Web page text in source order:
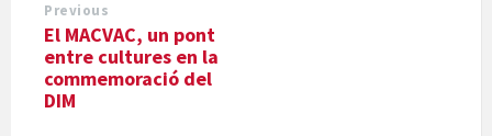
Previous
El MACVAC, un pont
entre cultures en la
commemoració del
DIM